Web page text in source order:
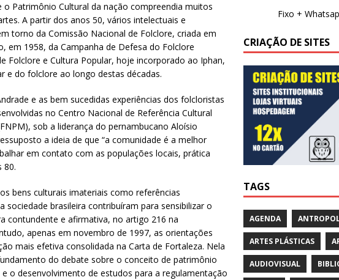
Patrimônio Cultural da nação compreendia muitos
A partir dos anos 50, vários intelectuais e
torno da Comissão Nacional de Folclore, criada em
em 1958, da Campanha de Defesa do Folclore
Folclore e Cultura Popular, hoje incorporado ao Iphan,
e do folclore ao longo destas décadas.
e as bem sucedidas experiências dos folcloristas
no Centro Nacional de Referência Cultural
sob a liderança do pernambucano Aloísio
a ideia de que “a comunidade é a melhor
em contato com as populações locais, prática
80.
bens culturais imateriais como referências
brasileira contribuíram para sensibilizar o
contundente e afirmativa, no artigo 216 na
apenas em novembro de 1997, as orientações
mais efetiva consolidada na Carta de Fortaleza. Nela
do debate sobre o conceito de patrimônio
o desenvolvimento de estudos para a regulamentação
Fixo +
CRIAÇÃO DE SITES
TAGS
AGENDA
ARTES PLÁSTICAS
AUDIOVISUAL